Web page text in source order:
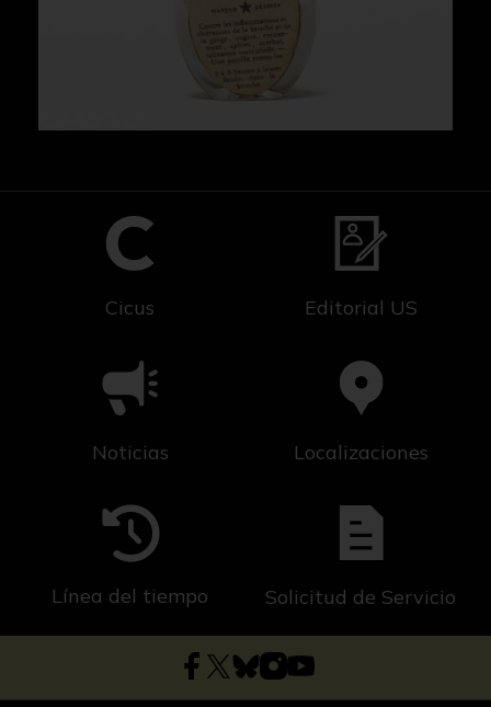
Cicus Editorial US
Noticias Localizaciones
Línea del tiempo Solicitud de Servicio